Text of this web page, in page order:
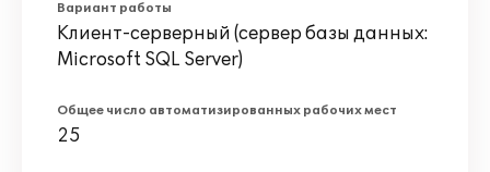
Вариант работы
Клиент-серверный (сервер базы данных:
Microsoft SQL Server)
Общее число автоматизированных рабочих мест
25